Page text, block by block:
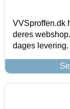
VVSproffen.dk
deres
dages